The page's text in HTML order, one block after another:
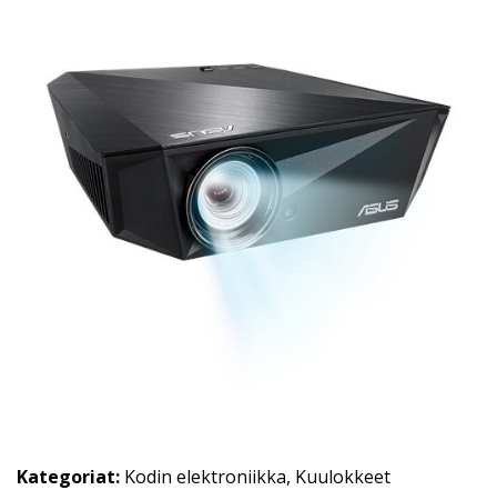
Kategoriat: Kodin elektroniikka, Kuulokkeet